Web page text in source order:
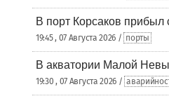
В порт Корсаков прибыл
19:45 , 07 Августа 2026 / порты
В акватории Малой Невы
19:30 , 07 Августа 2026 /